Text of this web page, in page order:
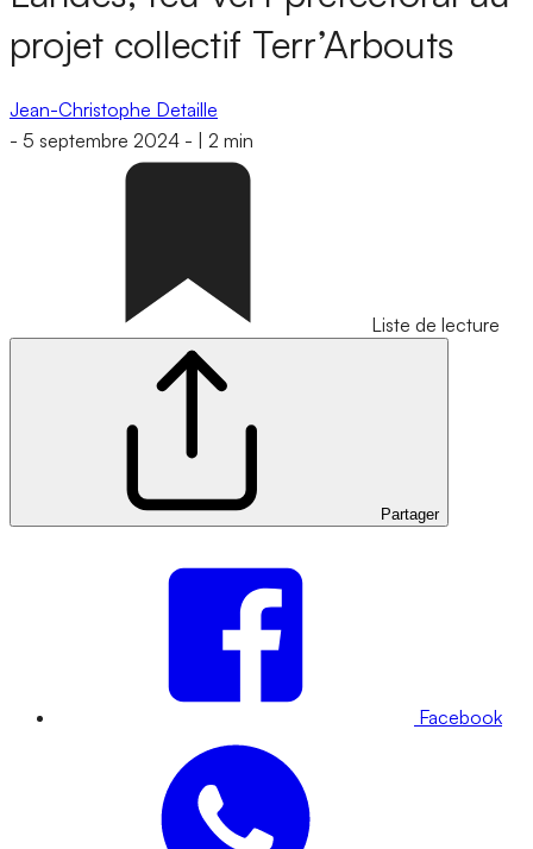
projet collectif Terr’Arbouts
Jean-Christophe Detaille
- 5 septembre 2024 - 2 min
Liste de lecture
Partager
Facebook